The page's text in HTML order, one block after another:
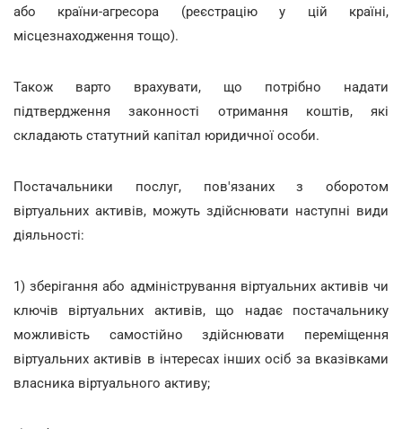
або країни-агресора (реєстрацію у цій країні,
місцезнаходження тощо).
Також варто врахувати, що потрібно надати
підтвердження законності отримання коштів, які
складають статутний капітал юридичної особи.
Постачальники послуг, пов'язаних з оборотом
віртуальних активів, можуть здійснювати наступні види
діяльності:
1) зберігання або адміністрування віртуальних активів чи
ключів віртуальних активів, що надає постачальнику
можливість самостійно здійснювати переміщення
віртуальних активів в інтересах інших осіб за вказівками
власника віртуального активу;